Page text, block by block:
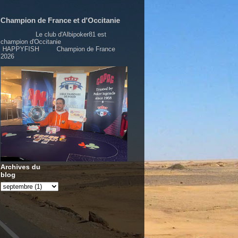
Champion de France et d'Occitanie
Le club d'Albipoker81 est
champion d'Occitanie
HAPPYFISH Champion de France
2026
Archives du
blog